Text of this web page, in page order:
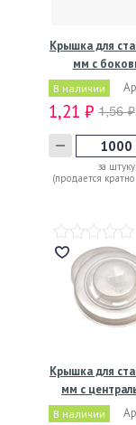
Крышка для
мм с
В наличии
1,21 ₽ 1,56 ₽
за штуку
(продается
Крышка для
мм с
В наличии